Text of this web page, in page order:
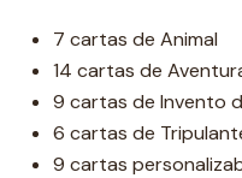
7 cartas de Animal
14 cartas de
9 cartas de Invento
6 cartas de
9 cartas